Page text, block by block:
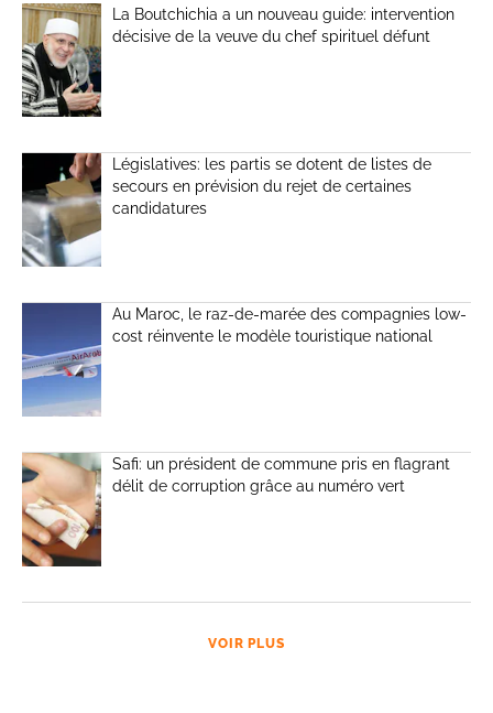
La Boutchichia a un nouveau guide: intervention
décisive de la veuve du chef spirituel défunt
Législatives: les partis se dotent de listes de
secours en prévision du rejet de certaines
candidatures
Au Maroc, le raz-de-marée des compagnies low-
cost réinvente le modèle touristique national
Safi: un président de commune pris en flagrant
délit de corruption grâce au numéro vert
VOIR PLUS